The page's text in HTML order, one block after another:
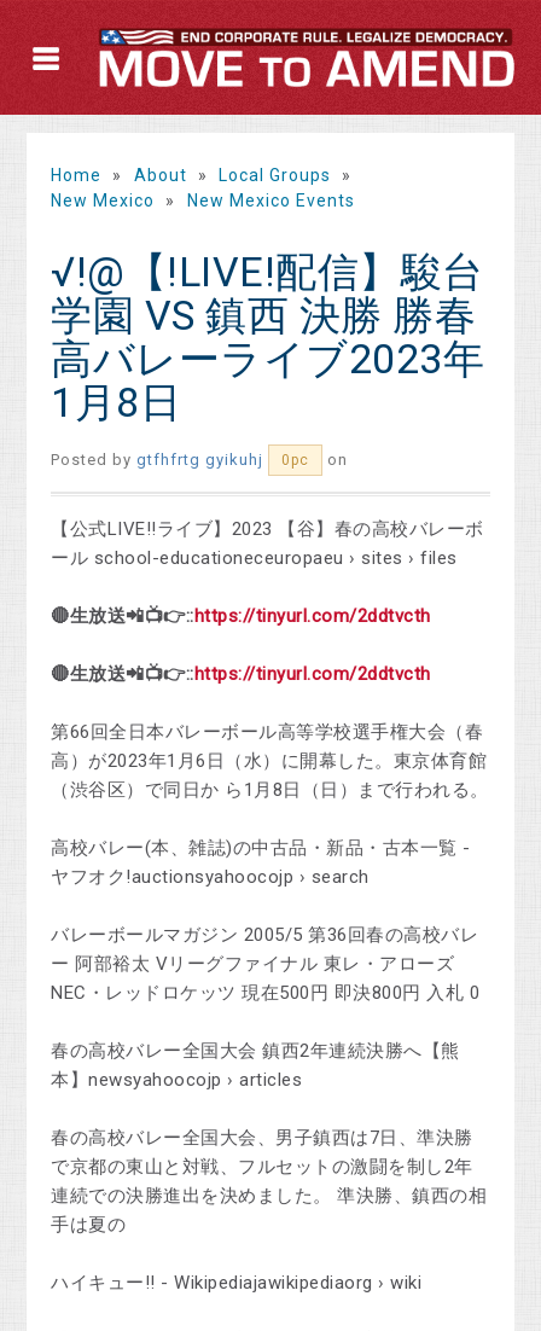
Home » About » Local Groups
»
New Mexico
» New Mexico Events
√!@【!LIVE!配信】駿台
学園 VS 鎮西 決勝 勝春
高バレーライブ2023年
1月8日
Posted bygtfhfrtg gyikuhj 0pc on
【公式LIVE!!ライブ】2023 【谷】春の高校バレーボ
ール school-educationeceuropaeu › sites › files
🔴生放送📲📺👉::https://tinyurl.com/2ddtvcth
🔴生放送📲📺👉::https://tinyurl.com/2ddtvcth
第66回全日本バレーボール高等学校選手権大会（春
高）が2023年1月6日（水）に開幕した。東京体育館
（渋谷区）で同日か ら1月8日（日）まで行われる。
高校バレー(本、雑誌)の中古品・新品・古本一覧 -
ヤフオク!auctionsyahoocojp › search
バレーボールマガジン 2005/5 第36回春の高校バレ
ー 阿部裕太 Vリーグファイナル 東レ・アローズ
NEC・レッドロケッツ 現在500円 即決800円 入札 0
春の高校バレー全国大会 鎮西2年連続決勝へ【熊
本】newsyahoocojp › articles
春の高校バレー全国大会、男子鎮西は7日、準決勝
で京都の東山と対戦、フルセットの激闘を制し2年
連続での決勝進出を決めました。 準決勝、鎮西の相
手は夏の
ハイキュー!! - Wikipediajawikipediaorg › wiki